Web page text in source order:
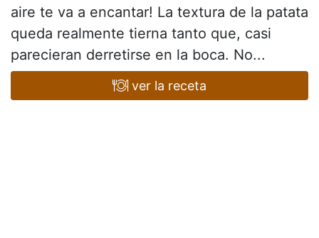
aire te va a encantar! La textura de la patata
queda realmente tierna tanto que, casi
parecieran derretirse en la boca. No...
ver la receta